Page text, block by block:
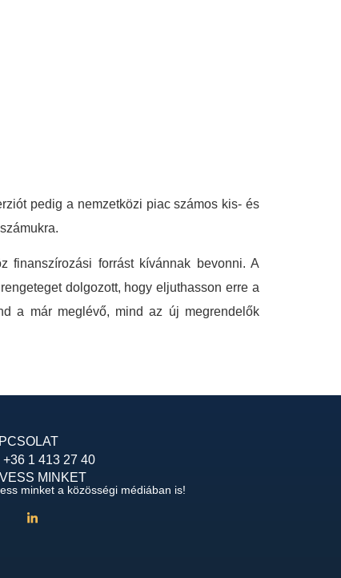
pedig a nemzetközi piac számos kis- és
finanszírozási forrást kívánnak bevonni. A
dolgozott, hogy eljuthasson erre a
a már meglévő, mind az új megrendelők
+36 1 413 27 40
MINKET
minket a közösségi médiában is!